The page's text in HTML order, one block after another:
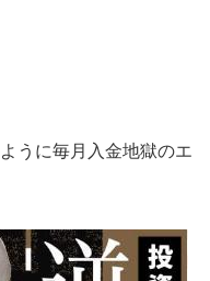
うに毎月入金地獄のエ